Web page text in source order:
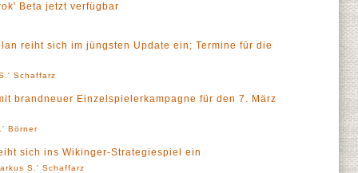
Beta jetzt verfügbar
reiht sich im jüngsten Update ein; Termine für die
Schaffarz
brandneuer Einzelspielerkampagne für den 7. März
Börner
sich ins Wikinger-Strategiespiel ein
S.' Schaffarz